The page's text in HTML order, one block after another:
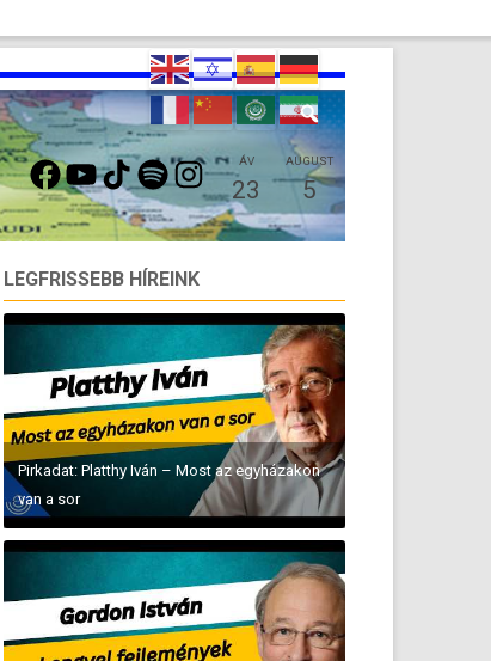
FACEBOOKYOUTUBETIKTOKSPOTIFYINSTAGRAMÁV
23
AUGUST
5
LEGFRISSEBB HÍREINK
Pirkadat: Platthy Iván – Most az egyházakon
van a sor